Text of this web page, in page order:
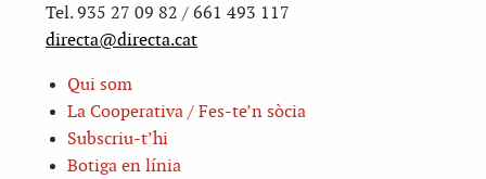
Tel. 935 27 09 82 / 661 493 117
directa@directa.cat
Qui som
La Cooperativa / Fes-te’n sòcia
Subscriu-t’hi
Botiga en línia